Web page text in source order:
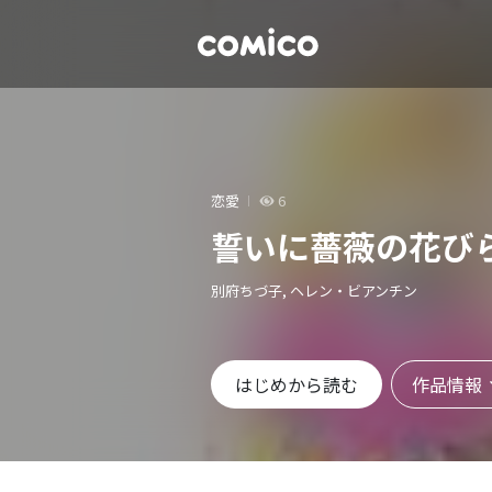
恋愛 6
誓いに薔薇の花び
別府ちづ子, ヘレン・ビアンチン
はじめから読む 作品情報